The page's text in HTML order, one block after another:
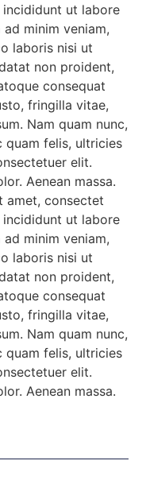
ut labore
minim veniam,
laboris nisi ut
non proident,
consequat
fringilla vitae,
Nam quam nunc,
quam felis, ultricies
elit.
Aenean massa.
amet, consectet
ut labore
minim veniam,
laboris nisi ut
non proident,
consequat
fringilla vitae,
Nam quam nunc,
quam felis, ultricies
elit.
Aenean massa.